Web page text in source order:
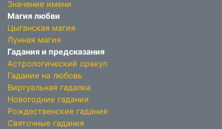
Значение имени
Магия любви
Цыганская магия
Лунная магия
Гадания и предсказания
Астрологический оракул
Гадание на любовь
Виртуальная гадалка
Новогодние гадания
Рождественские гадания
Святочные гадания